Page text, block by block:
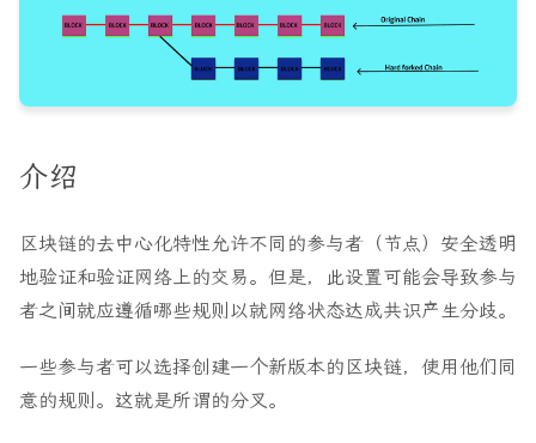
介绍
区块链的去中心化特性允许不同的参与者（节点）安全透明
地验证和验证网络上的交易。但是，此设置可能会导致参与
者之间就应遵循哪些规则以就网络状态达成共识产生分歧。
一些参与者可以选择创建一个新版本的区块链，使用他们同
意的规则。这就是所谓的分叉。